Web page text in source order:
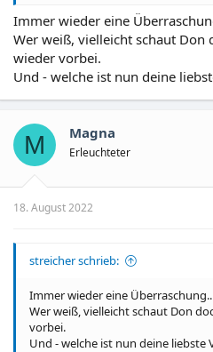
Immer wieder eine
Wer weiß, vielleicht schaut Don
wieder vorbei.
Und - welche ist nun deine
M Magna
Erleuchteter
18. August 2022
streicher schrieb:
Immer wieder eine
Wer weiß, vielleicht schaut Don
vorbei.
Und - welche ist nun deine liebste